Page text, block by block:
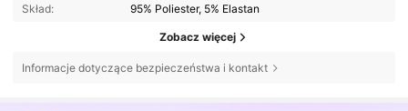
Skład: 95% Poliester, 5% Elastan
Zobacz więcej
Informacje dotyczące bezpieczeństwa i kontakt